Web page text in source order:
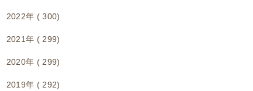
2022年 ( 300)
2021年 ( 299)
2020年 ( 299)
2019年 ( 292)